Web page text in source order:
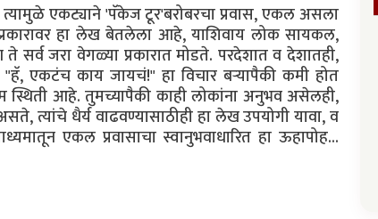
एकट्याने 'पॅकेज टूर'बरोबरचा प्रवास, एकल असला
हा लेख बेतलेला आहे, याशिवाय लोक सायकल,
सर्व जरा वेगळ्या प्रकारात मोडते. परदेशात व देशातही,
एकटंच काय जायचं!" हा विचार बऱ्यापैकी कमी होत
स्थिती आहे. तुमच्यापैकी काही लोकांना अनुभव असेलही,
त्यांचे धैर्य वाढवण्यासाठीही हा लेख उपयोगी यावा, व
एकल प्रवासाचा स्वानुभवाधारित हा ऊहापोह...